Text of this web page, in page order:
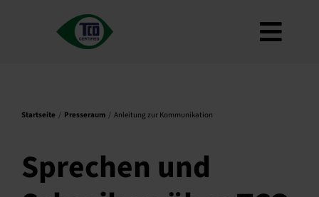
Wie zu verwenden
Product Finder
Startseite Presseraum Anleitung zur Kommunikation
Sprechen und